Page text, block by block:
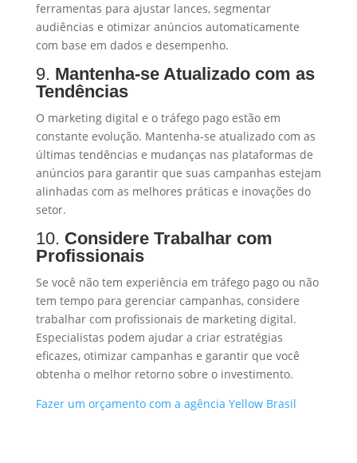
ferramentas para ajustar lances, segmentar
audiências e otimizar anúncios automaticamente
com base em dados e desempenho.
9. Mantenha-se Atualizado com as
Tendências
O marketing digital e o tráfego pago estão em
constante evolução. Mantenha-se atualizado com as
últimas tendências e mudanças nas plataformas de
anúncios para garantir que suas campanhas estejam
alinhadas com as melhores práticas e inovações do
setor.
10. Considere Trabalhar com
Profissionais
Se você não tem experiência em tráfego pago ou não
tem tempo para gerenciar campanhas, considere
trabalhar com profissionais de marketing digital.
Especialistas podem ajudar a criar estratégias
eficazes, otimizar campanhas e garantir que você
obtenha o melhor retorno sobre o investimento.
Fazer um orçamento com a agência Yellow Brasil